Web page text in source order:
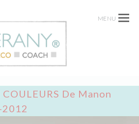
MENU
De Manon